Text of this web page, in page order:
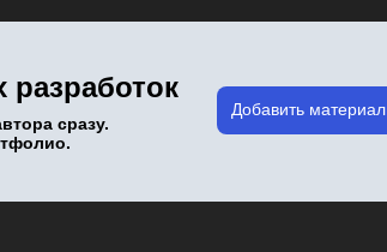
разработок
сразу.
Добавить материал